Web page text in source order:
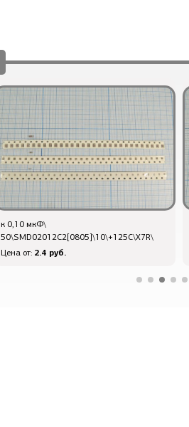
к 0,10 мкФ\
50\SMD02012C2[0805]\10\+125C\X7R\
Цена от: 2.4 руб.